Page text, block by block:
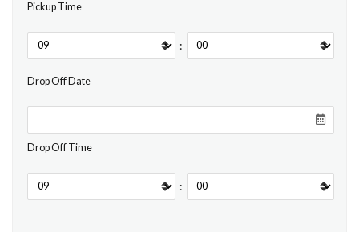
Pickup Time
:
Drop Off Date
Drop Off Time
: